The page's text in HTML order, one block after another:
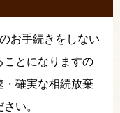
お手続きをしない
ことになりますの
・確実な相続放棄
い。